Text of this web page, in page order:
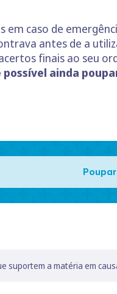
em caso de
antes de a
finais ao seu
ainda
suportem a matéria em